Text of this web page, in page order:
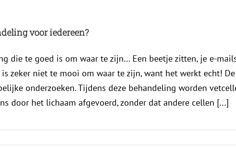
voor iedereen?
die te goed is om waar te zijn… Een beetje zitten, je e-
zeker niet te mooi om waar te zijn, want het werkt echt!
onderzoeken. Tijdens deze behandeling worden
door het lichaam afgevoerd, zonder dat andere cellen [...]